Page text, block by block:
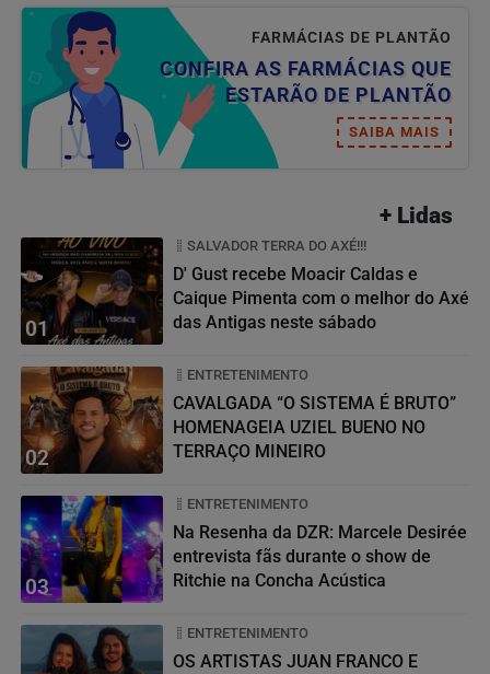
FARMÁCIAS DE PLANTÃO
CONFIRA AS FARMÁCIAS QUE
ESTARÃO DE PLANTÃO
SAIBA MAIS
+ Lidas
01
SALVADOR TERRA DO AXÉ!!!
D' Gust recebe Moacir Caldas e
Caique Pimenta com o melhor do Axé
das Antigas neste sábado
02
ENTRETENIMENTO
CAVALGADA “O SISTEMA É BRUTO”
HOMENAGEIA UZIEL BUENO NO
TERRAÇO MINEIRO
03
ENTRETENIMENTO
Na Resenha da DZR: Marcele Desirée
entrevista fãs durante o show de
Ritchie na Concha Acústica
ENTRETENIMENTO
OS ARTISTAS JUAN FRANCO E